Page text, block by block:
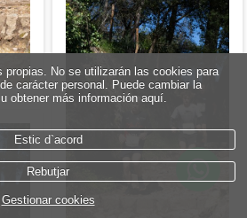
propias. No se utilizarán las cookies para
carácter personal. Puede cambiar la
obtener más información aquí.
Estic d`acord
Rebutjar
Gestionar cookies